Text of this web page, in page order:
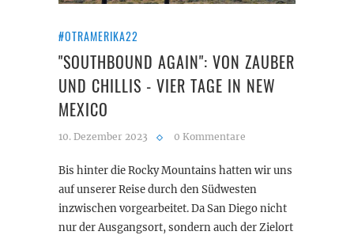
#OTRAMERIKA22
"SOUTHBOUND AGAIN": VON ZAUBER
UND CHILLIS - VIER TAGE IN NEW
MEXICO
10. Dezember 2023 0 Kommentare
Bis hinter die Rocky Mountains hatten wir uns
auf unserer Reise durch den Südwesten
inzwischen vorgearbeitet. Da San Diego nicht
nur der Ausgangsort, sondern auch der Zielort